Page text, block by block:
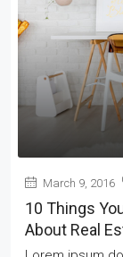
March 9, 2016
10 Things
About Real